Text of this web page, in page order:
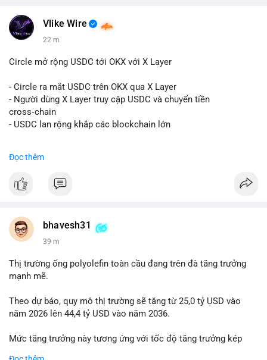
$btc#btc$eth
📰 Nguồn: Decrypt
Vlike Wire
22 m
Circle mở rộng USDC tới OKX với X Layer
- Circle ra mắt USDC trên OKX qua X Layer
- Người dùng X Layer truy cập USDC và chuyển tiền
cross‑chain
- USDC lan rộng khắp các blockchain lớn
📰 Nguồn: Cointelegraph
Đọc thêm
bhavesh31
39 m
Thị trường ống polyolefin toàn cầu đang trên đà tăng trưởng
mạnh mẽ.
Theo dự báo, quy mô thị trường sẽ tăng từ 25,0 tỷ USD vào
năm 2026 lên 44,4 tỷ USD vào năm 2036.
Mức tăng trưởng này tương ứng với tốc độ tăng trưởng kép